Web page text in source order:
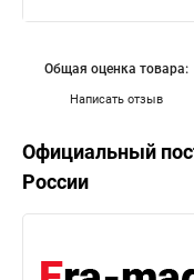
Написать отзыв
Общая оценка товара:
Официальный
России